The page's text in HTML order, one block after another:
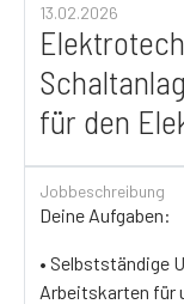
13.02.2026
für den
Jobbeschreibung
Deine Aufgaben:
• Selbstständige
Arbeitskarten für